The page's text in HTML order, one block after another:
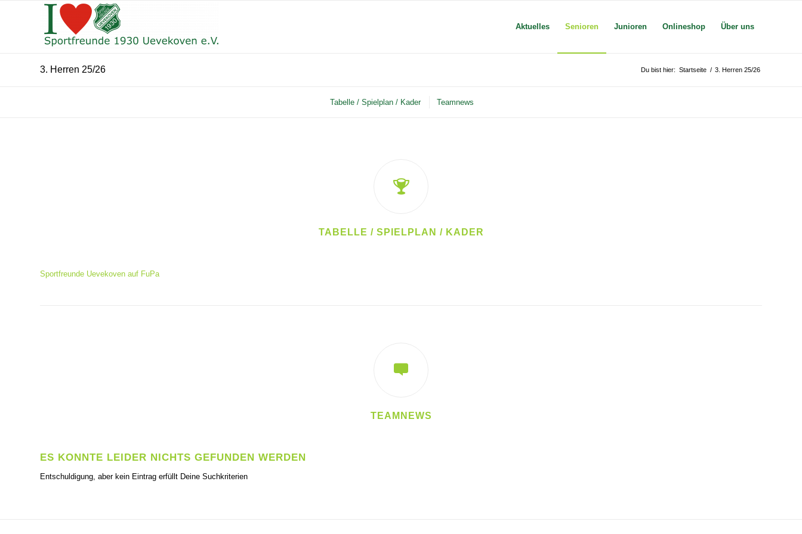
Aktuelles Senioren Junioren Onlineshop Über uns
3. Herren 25/26 Du bist hier: Startseite / 3. Herren 25/26
Tabelle / Spielplan / Kader Teamnews
TABELLE / SPIELPLAN / KADER
Sportfreunde Uevekoven auf FuPa
TEAMNEWS
ES KONNTE LEIDER NICHTS GEFUNDEN WERDEN
Entschuldigung, aber kein Eintrag erfüllt Deine Suchkriterien